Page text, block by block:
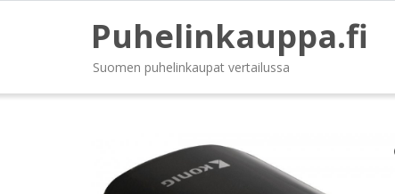
Puhelinkauppa.fi
Suomen puhelinkaupat vertailussa